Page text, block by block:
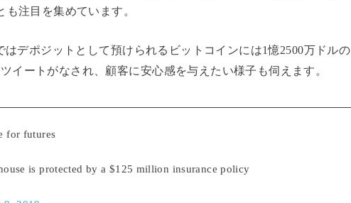
注目を集めています。
デポジットとして預けられるビットコインには1憶2500万ドルの
イートがなされ、顧客に安心感を与えたい様子も伺えます。
for futures
is protected by a $125 million insurance policy